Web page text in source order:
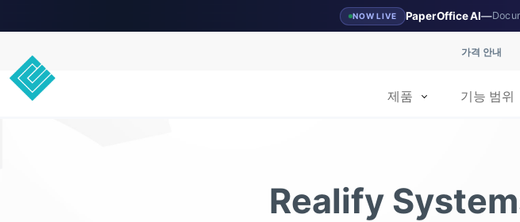
NOW LIVE PaperOffice AI—
가격 안내
기능 범위
제품
Realify